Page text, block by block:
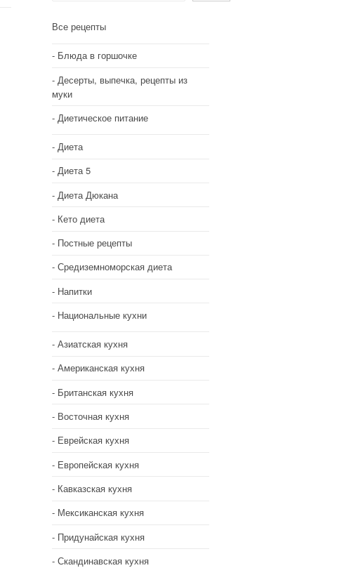
Все рецепты
Блюда в горшочке
Десерты, выпечка, рецепты из
муки
Диетическое питание
Диета
Диета 5
Диета Дюкана
Кето диета
Постные рецепты
Средиземноморская диета
Напитки
Национальные кухни
Азиатская кухня
Американская кухня
Британская кухня
Восточная кухня
Еврейская кухня
Европейская кухня
Кавказская кухня
Мексиканская кухня
Придунайская кухня
Скандинавская кухня